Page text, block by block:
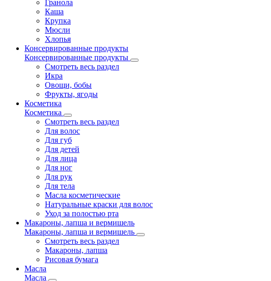
Гранола
Каша
Крупка
Мюсли
Хлопья
Консервированные продукты
Консервированные продукты
Смотреть весь раздел
Икра
Овощи, бобы
Фрукты, ягоды
Косметика
Косметика
Смотреть весь раздел
Для волос
Для губ
Для детей
Для лица
Для ног
Для рук
Для тела
Масла косметические
Натуральные краски для волос
Уход за полостью рта
Макароны, лапша и вермишель
Макароны, лапша и вермишель
Смотреть весь раздел
Макароны, лапша
Рисовая бумага
Масла
Масла